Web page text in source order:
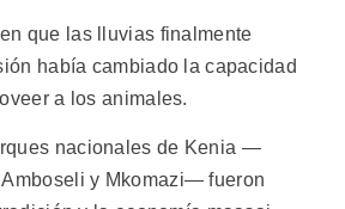
que las lluvias finalmente
había cambiado la capacidad
a los animales.
nacionales de Kenia —
Amboseli y Mkomazi— fueron